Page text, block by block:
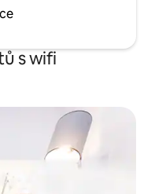
s wifi